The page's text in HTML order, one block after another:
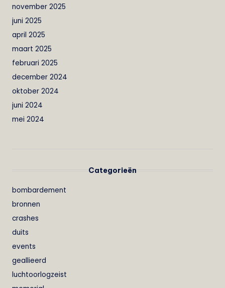
november 2025
juni 2025
april 2025
maart 2025
februari 2025
december 2024
oktober 2024
juni 2024
mei 2024
Categorieën
bombardement
bronnen
crashes
duits
events
geallieerd
luchtoorlogzeist